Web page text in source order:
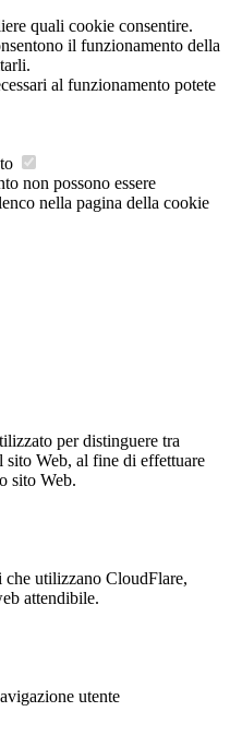
quali cookie consentire.
il funzionamento della
al funzionamento potete
non possono essere
nella pagina della cookie
per distinguere tra
Web, al fine di effettuare
sito Web.
che utilizzano CloudFlare,
attendibile.
utente